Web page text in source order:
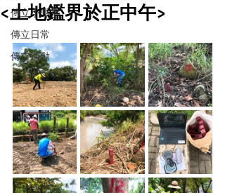
傳立小學堂
傳立日常
傳立活動
<土地鑑界於正中午>